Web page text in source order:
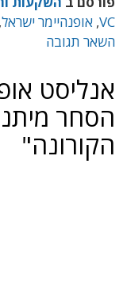
VC
, אופנהיימר ישראל,
השאר תגובה
אנליסט
הסחר
הקורונה"